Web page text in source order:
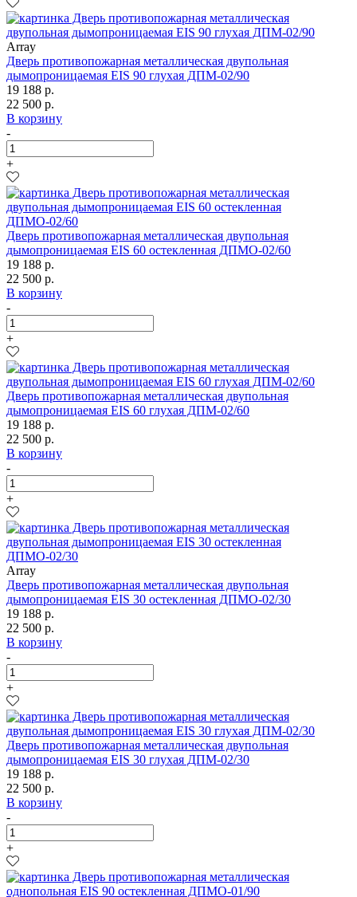
Array
Дверь противопожарная металлическая двупольная
дымопроницаемая EIS 90 глухая ДПМ-02/90
19 188 р.
22 500 р.
В корзину
-
+
Дверь противопожарная металлическая двупольная
дымопроницаемая EIS 60 остекленная ДПМО-02/60
19 188 р.
22 500 р.
В корзину
-
+
Дверь противопожарная металлическая двупольная
дымопроницаемая EIS 60 глухая ДПМ-02/60
19 188 р.
22 500 р.
В корзину
-
+
Array
Дверь противопожарная металлическая двупольная
дымопроницаемая EIS 30 остекленная ДПМО-02/30
19 188 р.
22 500 р.
В корзину
-
+
Дверь противопожарная металлическая двупольная
дымопроницаемая EIS 30 глухая ДПМ-02/30
19 188 р.
22 500 р.
В корзину
-
+